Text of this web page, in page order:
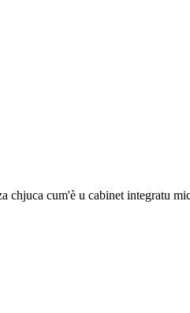
cum'è u cabinet integratu